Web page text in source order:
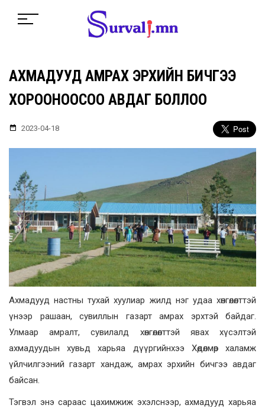
АХМАДУУД АМРАХ ЭРХИЙН БИЧГЭЭ
ХОРООНООСОО АВДАГ БОЛЛОО
2023-04-18
Ахмадууд настны тухай хуулиар жилд нэг удаа хөнгөлөлттэй
үнээр рашаан, сувиллын газарт амрах эрхтэй байдаг.
Улмаар амралт, сувилалд хөнгөлөлттэй явах хүсэлтэй
ахмадуудын хувьд харьяа дүүргийнхээ Хөдөлмөр халамж
үйлчилгээний газарт хандаж, амрах эрхийн бичгээ авдаг
байсан.
Тэгвэл энэ сараас цахимжиж эхэлснээр, ахмадууд харьяа